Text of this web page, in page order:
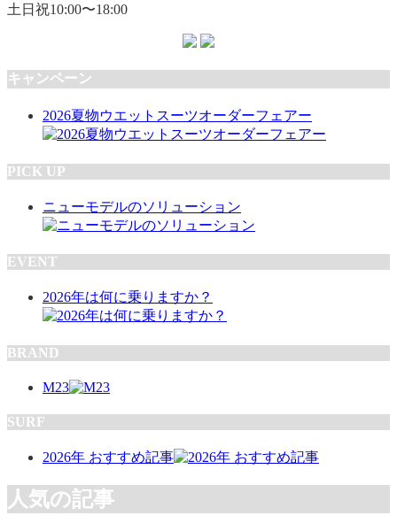
土日祝10:00〜18:00
キャンペーン
2026夏物ウエットスーツオーダーフェアー
PICK UP
ニューモデルのソリューション
EVENT
2026年は何に乗りますか？
BRAND
M23
SURF
2026年 おすすめ記事
人気の記事